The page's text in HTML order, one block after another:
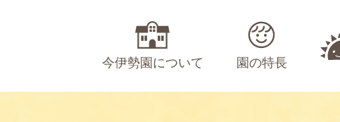
今伊勢園について 園の特長